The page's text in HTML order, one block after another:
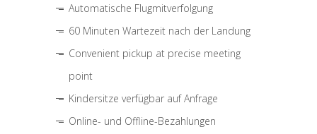
Automatische Flugmitverfolgung
60 Minuten Wartezeit nach der Landung
Convenient pickup at precise meeting
point
Kindersitze verfügbar auf Anfrage
Online- und Offline-Bezahlungen